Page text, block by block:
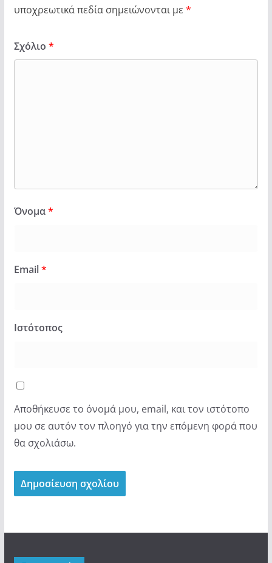
υποχρεωτικά πεδία σημειώνονται με *
Σχόλιο *
Όνομα*
Email*
Ιστότοπος
Αποθήκευσε το όνομά μου, email, και τον ιστότοπο
μου σε αυτόν τον πλοηγό για την επόμενη φορά που
θα σχολιάσω.